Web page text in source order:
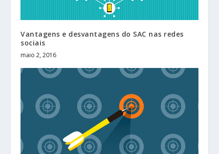
Vantagens e desvantagens do SAC nas redes
sociais
maio 2, 2016